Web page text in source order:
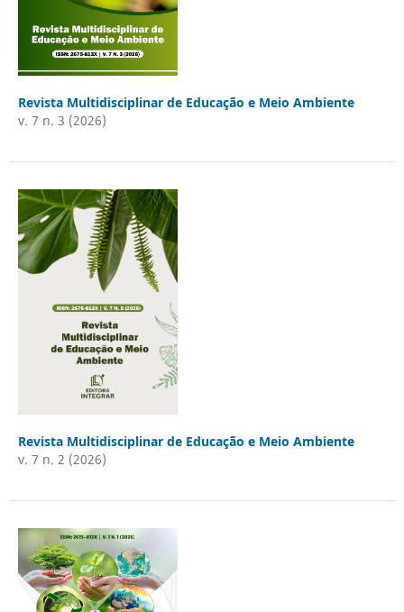
Revista Multidisciplinar de Educação e Meio Ambiente
v. 7 n. 3 (2026)
Revista Multidisciplinar de Educação e Meio Ambiente
v. 7 n. 2 (2026)